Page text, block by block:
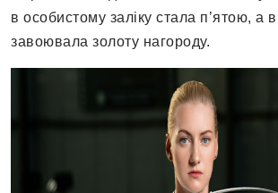
в особистому заліку стала п’ятою, а
завоювала золоту нагороду.